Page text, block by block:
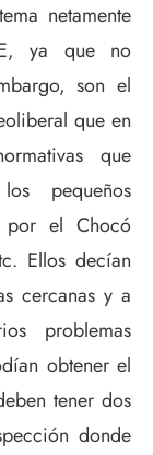
netamente
ya que no
son el
que en
que
pequeños
por el Chocó
Ellos decían
cercanas y a
problemas
obtener el
tener dos
donde